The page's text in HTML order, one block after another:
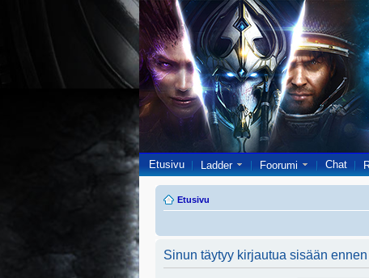
Etusivu Ladder Foorumi Chat
Etusivu
Sinun täytyy kirjautua sisään